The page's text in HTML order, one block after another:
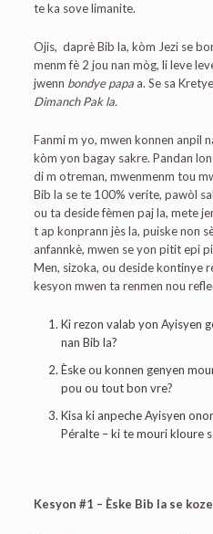
te ka sove limanite.
Ojis, daprè Bib la, kòm Jezi se
menm fè 2 jou nan mòg, li leve
jwenn bondye papaa. Se sa
Dimanch Pak la.
Fanmi m yo, mwen konnen anpil
kòm yon bagay sakre. Pandan
di m otreman, mwenmenm tou
Bib la se te 100% verite, pawòl
ou ta deside fèmen paj la, mete
t ap konprann jès la, puiske non
anfannkè, mwen se yon pitit epi
Men, sizoka, ou deside kontinye
kesyon mwen ta renmen nou
Ki rezon valab yon Ayisyen
nan Bib la?
Èske ou konnen genyen
pou ou tout bon vre?
Kisa ki anpeche Ayisyen
Péralte – ki te mouri kloure
Kesyon #1 – Èske Bib la se